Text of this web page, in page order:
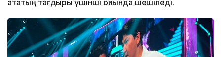
атақтың тағдыры үшінші ойында шешіледі.